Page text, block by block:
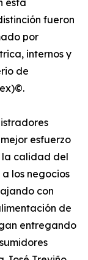
esta
fueron
por
internos y
de
esfuerzo
la calidad del
los negocios
con
de
entregando